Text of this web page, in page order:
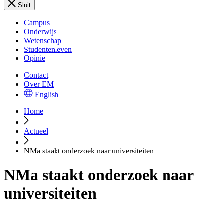
Sluit
Campus
Onderwijs
Wetenschap
Studentenleven
Opinie
Contact
Over EM
English
Home
Actueel
NMa staakt onderzoek naar universiteiten
NMa staakt onderzoek naar
universiteiten